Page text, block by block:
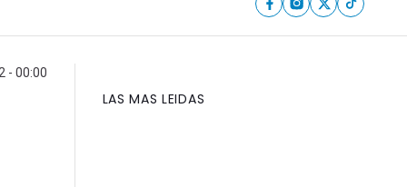
- 00:00
LAS MAS LEIDAS